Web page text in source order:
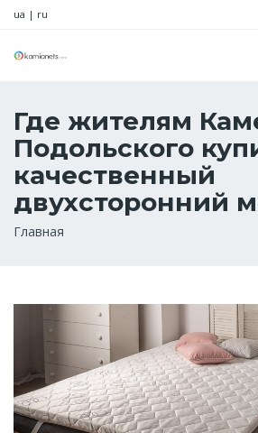
ua | ru
Где жителям
Подольского
качественный
двухсторонний
Строка
Главная